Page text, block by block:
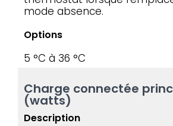
mode absence.
Options
5 °C à 36 °C
Charge connectée
(watts)
Description